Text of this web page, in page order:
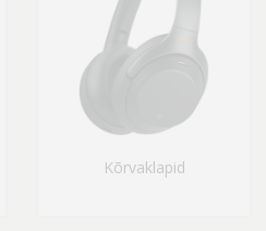
Kõrvaklapid